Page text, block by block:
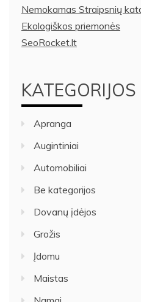
Nemokamas Straipsnių
Ekologiškos priemonės
SeoRocket.lt
KATEGORIJOS
Apranga
Augintiniai
Automobiliai
Be kategorijos
Dovanų įdėjos
Grožis
Įdomu
Maistas